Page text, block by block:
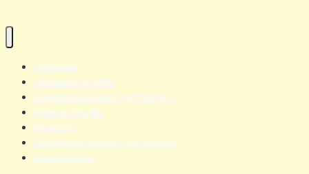
Главная
Правила клуба
Издательство «ЧЕТЫРЕ»
Члены клуба
Мнения
Литературная гостиная
Контакты